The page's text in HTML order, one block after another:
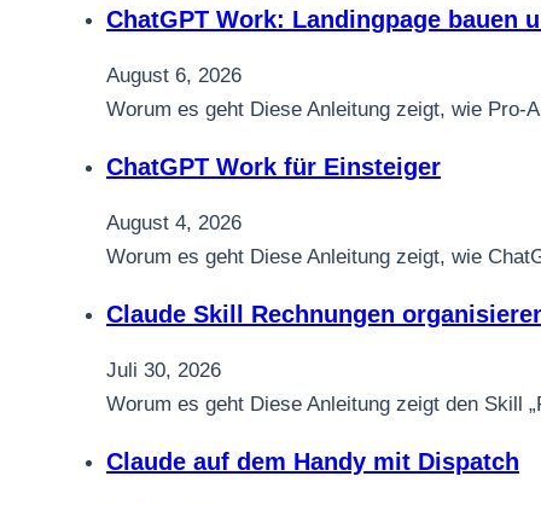
ChatGPT Work: Landingpage bauen
August 6, 2026
Worum es geht Diese Anleitung zeigt, wie
ChatGPT Work für Einsteiger
August 4, 2026
Worum es geht Diese Anleitung zeigt, wie
Claude Skill Rechnungen
Juli 30, 2026
Worum es geht Diese Anleitung zeigt den Skill
Claude auf dem Handy mit Dispatch